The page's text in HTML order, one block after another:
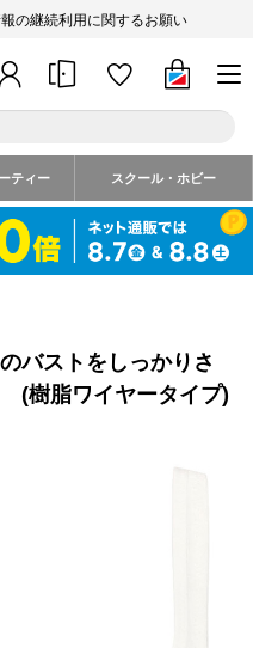
の継続利用に関するお願い
ティー スクール・ホビー
バストをしっかりさ
(樹脂ワイヤータイプ)